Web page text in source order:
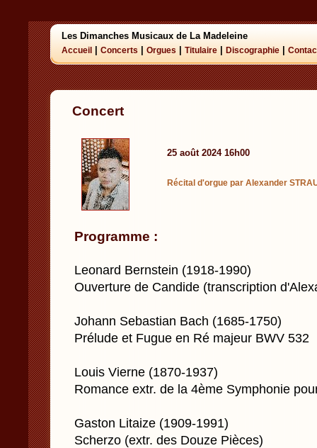
Les Dimanches Musicaux de La Madeleine
Accueil Concerts Orgues Titulaire Discographie
Concert
25 août 2024 16h00
Récital d'orgue par Alexander
Programme :
Leonard Bernstein (1918-1990)
Ouverture de Candide (transcription
Johann Sebastian Bach (1685-1750)
Prélude et Fugue en Ré majeur BWV 532
Louis Vierne (1870-1937)
Romance extr. de la 4ème Symphonie
Gaston Litaize (1909-1991)
Scherzo (extr. des Douze Pièces)